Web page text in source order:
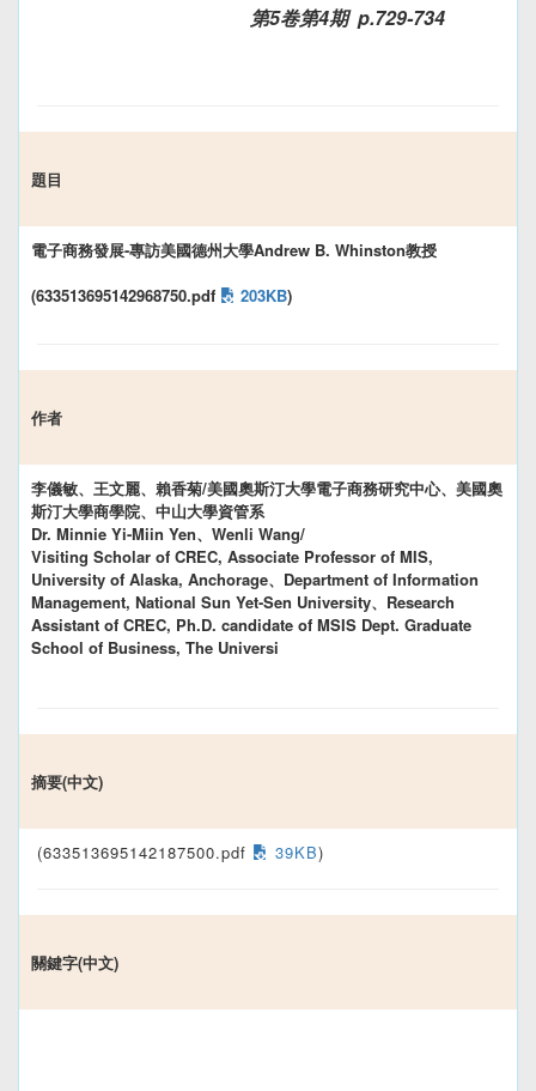
第5卷第4期 p.729-734
題目
電子商務發展-專訪美國德州大學Andrew B. Whinston教授
(633513695142968750.pdf
203KB)
作者
李儀敏、王文麗、賴香菊/美國奧斯汀大學電子商務研究中心、美國奧
斯汀大學商學院、中山大學資管系
Dr. Minnie Yi-Miin Yen、Wenli Wang/
Visiting Scholar of CREC, Associate Professor of MIS,
University of Alaska, Anchorage、Department of Information
Management, National Sun Yet-Sen University、Research
Assistant of CREC, Ph.D. candidate of MSIS Dept. Graduate
School of Business, The Universi
摘要(中文)
(633513695142187500.pdf 39KB)
關鍵字(中文)